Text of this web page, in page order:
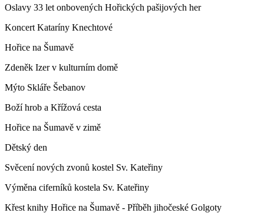
Oslavy 33 let onbovených Hořických pašijových her
Koncert Kataríny Knechtové
Hořice na Šumavě
Zdeněk Izer v kulturním domě
Mýto Skláře Šebanov
Boží hrob a Křížová cesta
Hořice na Šumavě v zimě
Dětský den
Svěcení nových zvonů kostel Sv. Kateřiny
Výměna ciferníků kostela Sv. Kateřiny
Křest knihy Hořice na Šumavě - Příběh jihočeské Golgoty